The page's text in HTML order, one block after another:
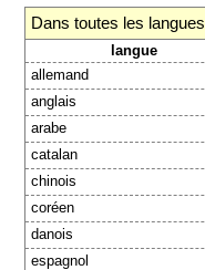
Dans toutes les langues
langue
allemand
anglais
arabe
catalan
chinois
coréen
danois
espagnol